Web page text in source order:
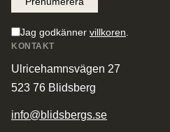
KONTAKT
Ulricehamnsvägen 27
523 76 Blidsberg
info@blidsbergs.se
Jag godkänner villkoren